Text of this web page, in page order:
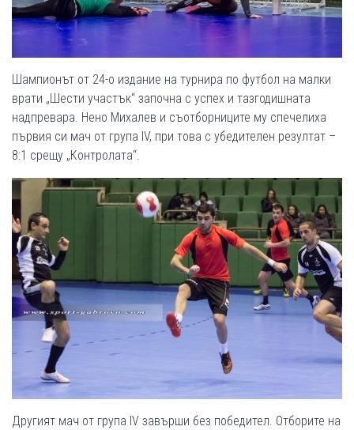
Шампионът от 24-о издание на турнира по футбол на малки
врати „Шести участък“ започна с успех и тазгодишната
надпревара. Нено Михалев и съотборниците му спечелиха
първия си мач от група IV, при това с убедителен резултат –
8:1 срещу „Контролата“.
Другият мач от група IV завърши без победител. Отборите на